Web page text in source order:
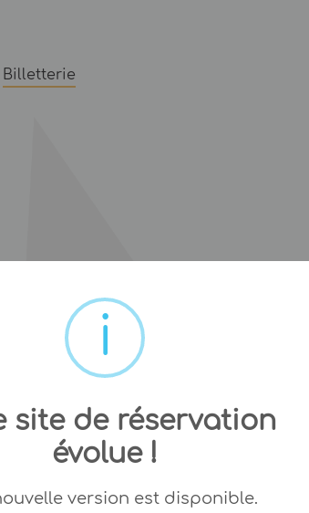
Billetterie
site de réservation
évolue !
version est disponible.